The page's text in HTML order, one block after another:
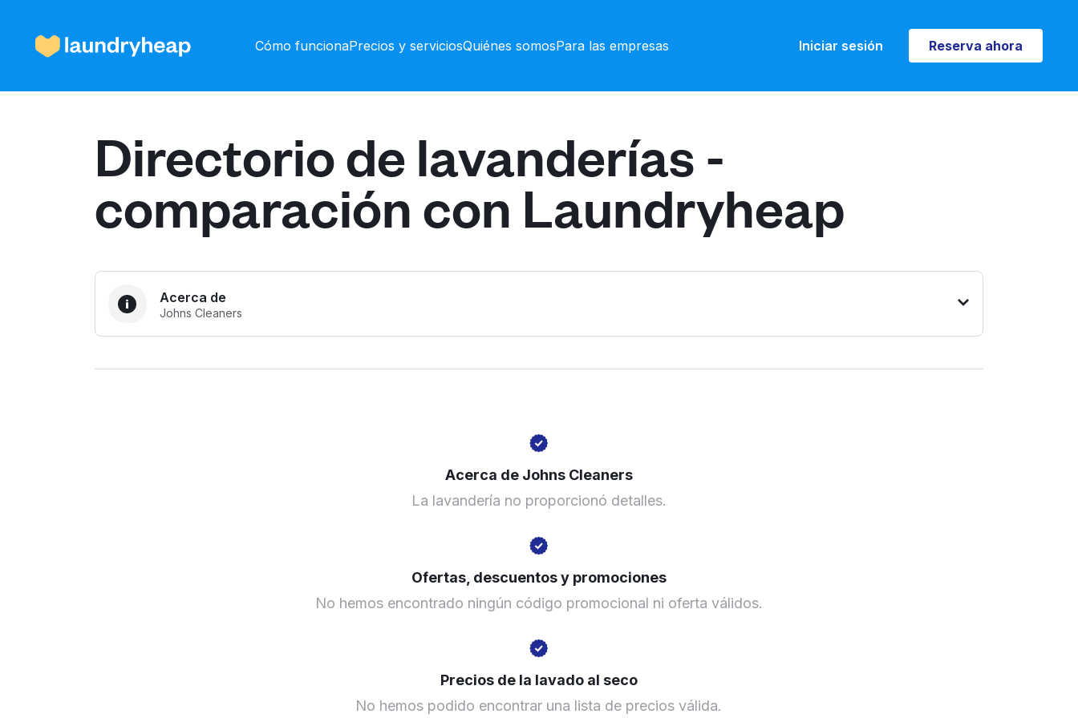
Cómo funcionaPrecios y serviciosQuiénes somosPara las empresas Iniciar sesión Reserva ahora
Reserva ahora
Cómo funciona
Precios y servicios
Quiénes somos
Para las empresas
Directorio de lavanderías -
comparación con Laundryheap
Acerca de
Johns Cleaners
United States
Ir al sitio web
Acerca de Johns Cleaners
La lavandería no proporcionó detalles.
Ofertas, descuentos y promociones
No hemos encontrado ningún código promocional ni oferta válidos.
Precios de la lavado al seco
No hemos podido encontrar una lista de precios válida.